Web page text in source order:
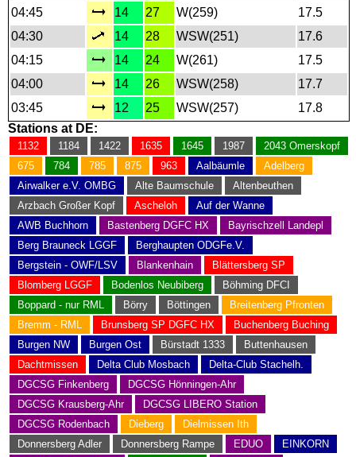
04:45
14 27 W(259)
17.5
04:30
14 28 WSW(251)
17.6
04:15
14 24 W(261)
17.5
04:00
14 26 WSW(258)
17.7
03:45
12 25 WSW(257)
17.8
Stations at DE:
1132 1184 1422 1635 1645 1987
2043 Omerskopf
675
784 785 875 963 Aalbäumle
Adelberg
Airwalker e.V. OMBG
Alte Baumschule
Altenbeuthen
Arzbach Großer Kopf
Ascheloh
Auf der Wanne
AWB Buchhorn
Bastenberg DGFC HX
Bayrischzell Landepl
Berg Brauneck LGGF
Berghaupten ODGFe.V.
Bergstein - OWF/LSV
Blankenhain
Blättersberg SP
Blomberg LGGF
Bodenlos Neubiberg
Böhming DFCI
Boppard - nur RML
Börry Böttingen
Breitenberg Pfronten
Bremm - RML
Brunsberg SP DGFC HX
Buchenberg Buching
Burgen NW
Burgen Ost Bürstadt 1333
Buttenhausen
Dachtmissen
Delta Club Mosbach
Delta-Club Stachelh.
DGCSG Finkenberg
DGCSG Hönningen-Ahr
DGCSG Krausberg-Ahr
DGCSG LIBERO Station
DGCSG Rodenbach
Dieberg
Dielmissen Ith
Donnersberg Adler
Donnersberg Rampe EDUO
EINKORN